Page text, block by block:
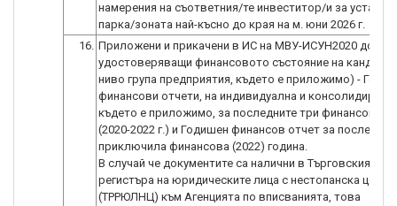
намерения на съответния/те инвеститор/и за
парка/зоната най-късно до края на м. юни 2026 г.
16. Приложени и прикачени в ИС на МВУ-ИСУН2020
удостоверяващи финансовото състояние на
ниво група предприятия, където е приложимо) -
финансови отчети, на индивидуална и консолидирана
където е приложимо, за последните три финансови
(2020-2022 г.) и Годишен финансов отчет за
приключила финансова (2022) година.
В случай че документите са налични в Търговския
регистъра на юридическите лица с нестопанска цел
(ТРРЮЛНЦ) към Агенцията по вписванията, това